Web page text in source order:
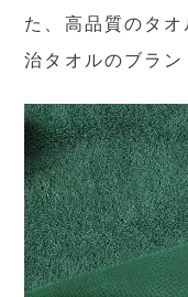
た、高品質のタ
治タオルのブラン